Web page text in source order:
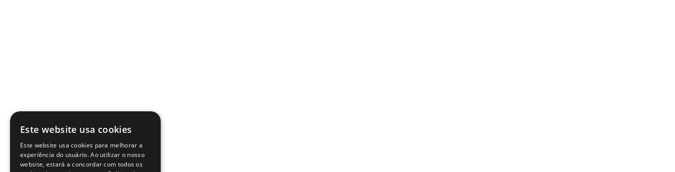
Este website usa cookies
Este website usa cookies para melhorar a
experiência do usuário. Ao utilizar o nosso
website, estará a concordar com todos os